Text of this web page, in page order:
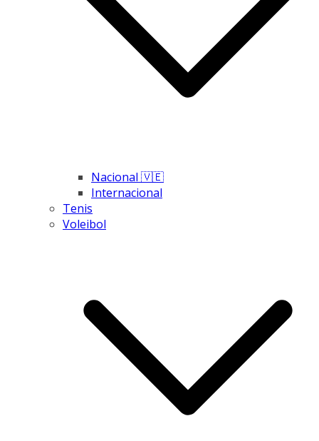
Nacional 🇻🇪
Internacional
Tenis
Voleibol